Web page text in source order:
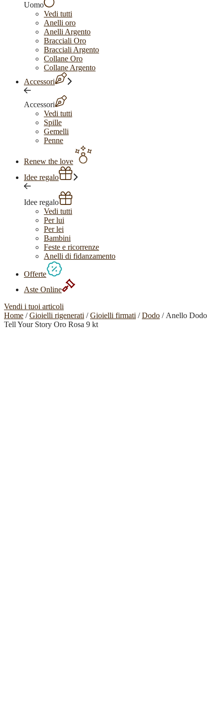
Uomo
Vedi tutti
Anelli oro
Anelli Argento
Bracciali Oro
Bracciali Argento
Collane Oro
Collane Argento
Accessori
Accessori
Vedi tutti
Spille
Gemelli
Penne
Renew the love
Idee regalo
Idee regalo
Vedi tutti
Per lui
Per lei
Bambini
Feste e ricorrenze
Anelli di fidanzamento
Offerte
Aste Online
Vendi i tuoi articoli
Home /Gioielli rigenerati /Gioielli firmati /Dodo / Anello Dodo
Tell Your Story Oro Rosa 9 kt